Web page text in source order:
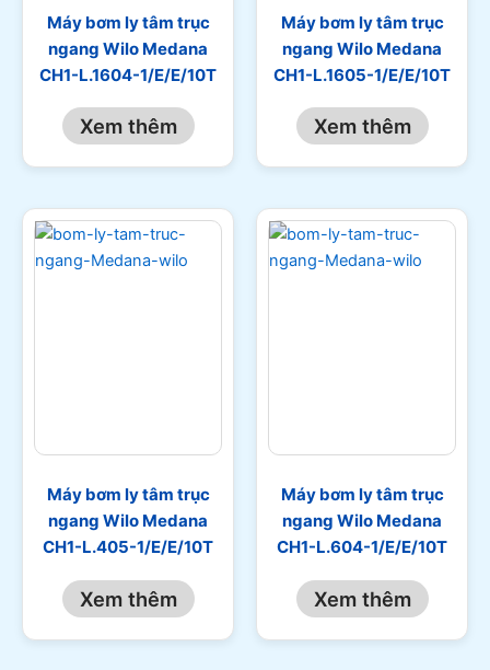
Máy bơm ly tâm trục
ngang Wilo Medana
CH1-L.1604-1/E/E/10T
Xem thêm
Máy bơm ly tâm trục
ngang Wilo Medana
CH1-L.1605-1/E/E/10T
Xem thêm
Máy bơm ly tâm trục
ngang Wilo Medana
CH1-L.405-1/E/E/10T
Xem thêm
Máy bơm ly tâm trục
ngang Wilo Medana
CH1-L.604-1/E/E/10T
Xem thêm